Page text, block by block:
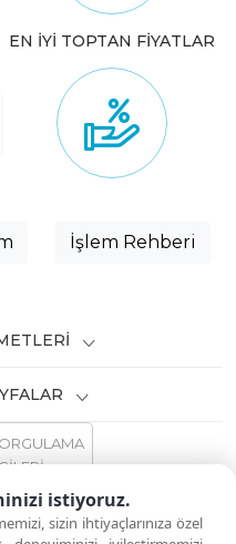
istiyoruz.
sizin ihtiyaçlarınıza özel
EN İYİ TOPTAN FİYATLAR
İşlem Rehberi